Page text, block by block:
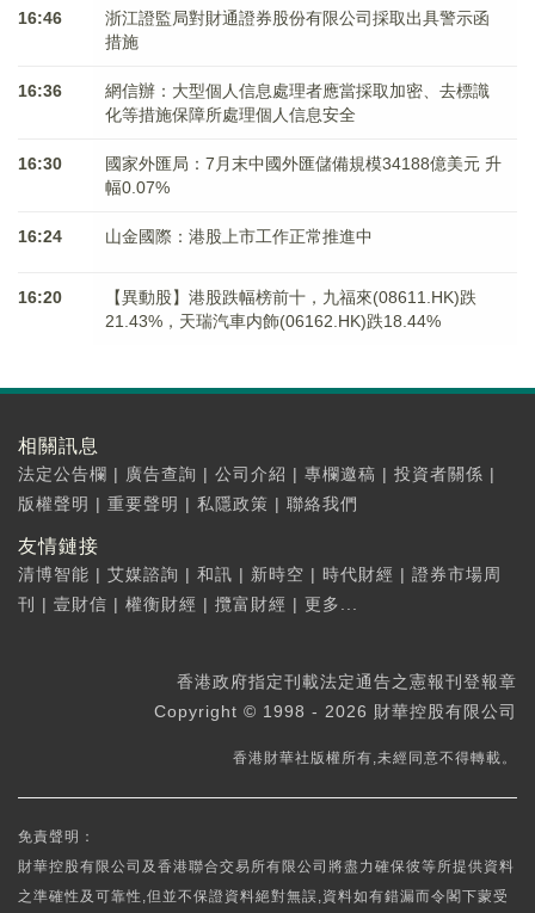
16:46
浙江證監局對財通證券股份有限公司採取出具警示函
措施
16:36
網信辦：大型個人信息處理者應當採取加密、去標識
化等措施保障所處理個人信息安全
16:30
國家外匯局：7月末中國外匯儲備規模34188億美元 升
幅0.07%
16:24 山金國際：港股上市工作正常推進中
16:20
【異動股】港股跌幅榜前十，九福來(08611.HK)跌
21.43%，天瑞汽車内飾(06162.HK)跌18.44%
相關訊息
法定公告欄 | 廣告查詢 | 公司介紹 | 專欄邀稿 | 投資者關係 |
版權聲明 | 重要聲明 | 私隱政策 | 聯絡我們
友情鏈接
清博智能 | 艾媒諮詢 | 和訊 | 新時空 | 時代財經 | 證券市場周
刊
| 壹財信 | 權衡財經 | 攬富財經 | 更多...
香港政府指定刊載法定通告之憲報刊登報章
Copyright © 1998 - 2026 財華控股有限公司
香港財華社版權所有,未經同意不得轉載。
免責聲明：
財華控股有限公司及香港聯合交易所有限公司將盡力確保彼等所提供資料
之準確性及可靠性,但並不保證資料絕對無誤,資料如有錯漏而令閣下蒙受